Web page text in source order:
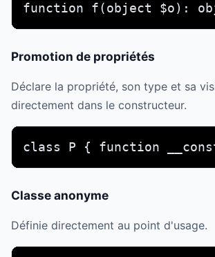
function f(object $o):
Promotion de propriétés
Déclare la propriété, son type et sa
directement dans le constructeur.
class P { function
Classe anonyme
Définie directement au point d'usage.